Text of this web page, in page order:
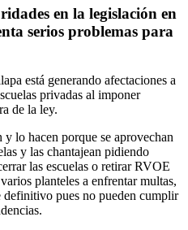
en la legislación en
serios problemas para
está generando afectaciones a
privadas al imponer
de la ley.
lo hacen porque se aprovechan
y las chantajean pidiendo
las escuelas o retirar RVOE
planteles a enfrentar multas,
definitivo pues no pueden cumplir